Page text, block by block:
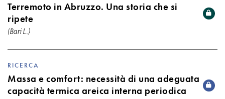
Terremoto in Abruzzo. Una storia che si
ripete
(Bari L.)
RICERCA
Massa e comfort: necessità di una adeguata
capacità termica areica interna periodica